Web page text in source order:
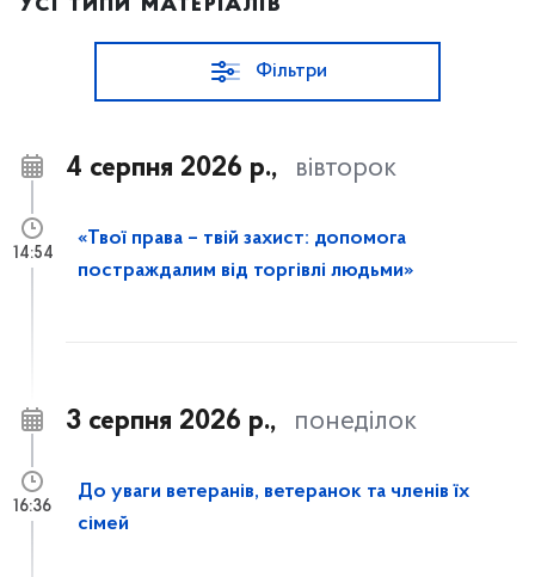
Фільтри
4 серпня 2026 р., вівторок
«Твої права – твій захист: допомога
постраждалим від торгівлі людьми»
14:54
3 серпня 2026 р., понеділок
До уваги ветеранів, ветеранок та членів їх
сімей
16:36